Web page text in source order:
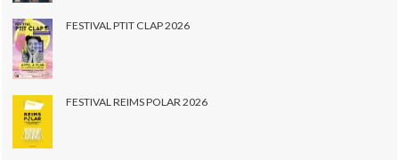
FESTIVAL PTIT CLAP 2026
FESTIVAL REIMS POLAR 2026